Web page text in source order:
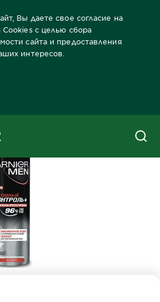
Вы даете свое согласие на
с целью сбора
сайта и предоставления
интересов.